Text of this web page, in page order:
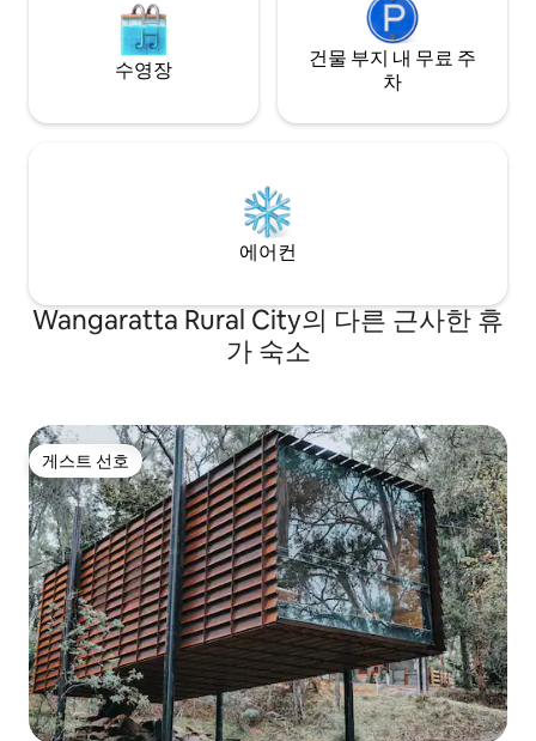
수영장
건물 부지 내 무료 주
차
에어컨
Wangaratta Rural City의 다른 근사한 휴
가 숙소
게스트 선호
게스트 선호